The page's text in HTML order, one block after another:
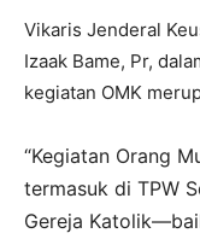
Vikaris Jenderal
Izaak Bame, Pr,
kegiatan OMK
“Kegiatan Orang
termasuk di TPW
Gereja